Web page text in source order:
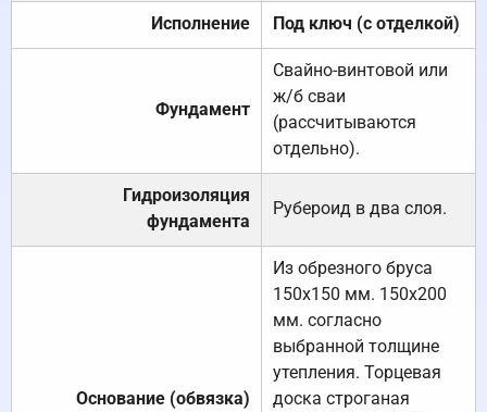
Исполнение Под ключ (с отделкой)
Фундамент
Свайно-винтовой или
ж/б сваи
(рассчитываются
отдельно).
Гидроизоляция
фундамента
Рубероид в два слоя.
Основание (обвязка)
Из обрезного бруса
150х150 мм. 150х200
мм. согласно
выбранной толщине
утепления. Торцевая
доска строганая